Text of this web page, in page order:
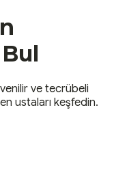
ve tecrübeli
ustaları keşfedin.